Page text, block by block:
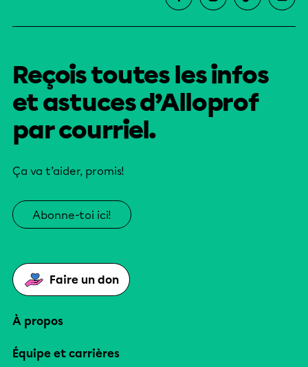
Reçois toutes les infos
et astuces d’Alloprof
par courriel.
Ça va t’aider, promis!
Abonne-toi ici!
Faire un don
À propos
Équipe et carrières